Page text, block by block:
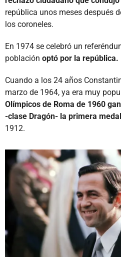
república unos meses después
los coroneles.
En 1974 se celebró un
población optó por la república.
Cuando a los 24 años
marzo de 1964, ya era muy
Olímpicos de Roma de 1960
-clase Dragón- la primera
1912.